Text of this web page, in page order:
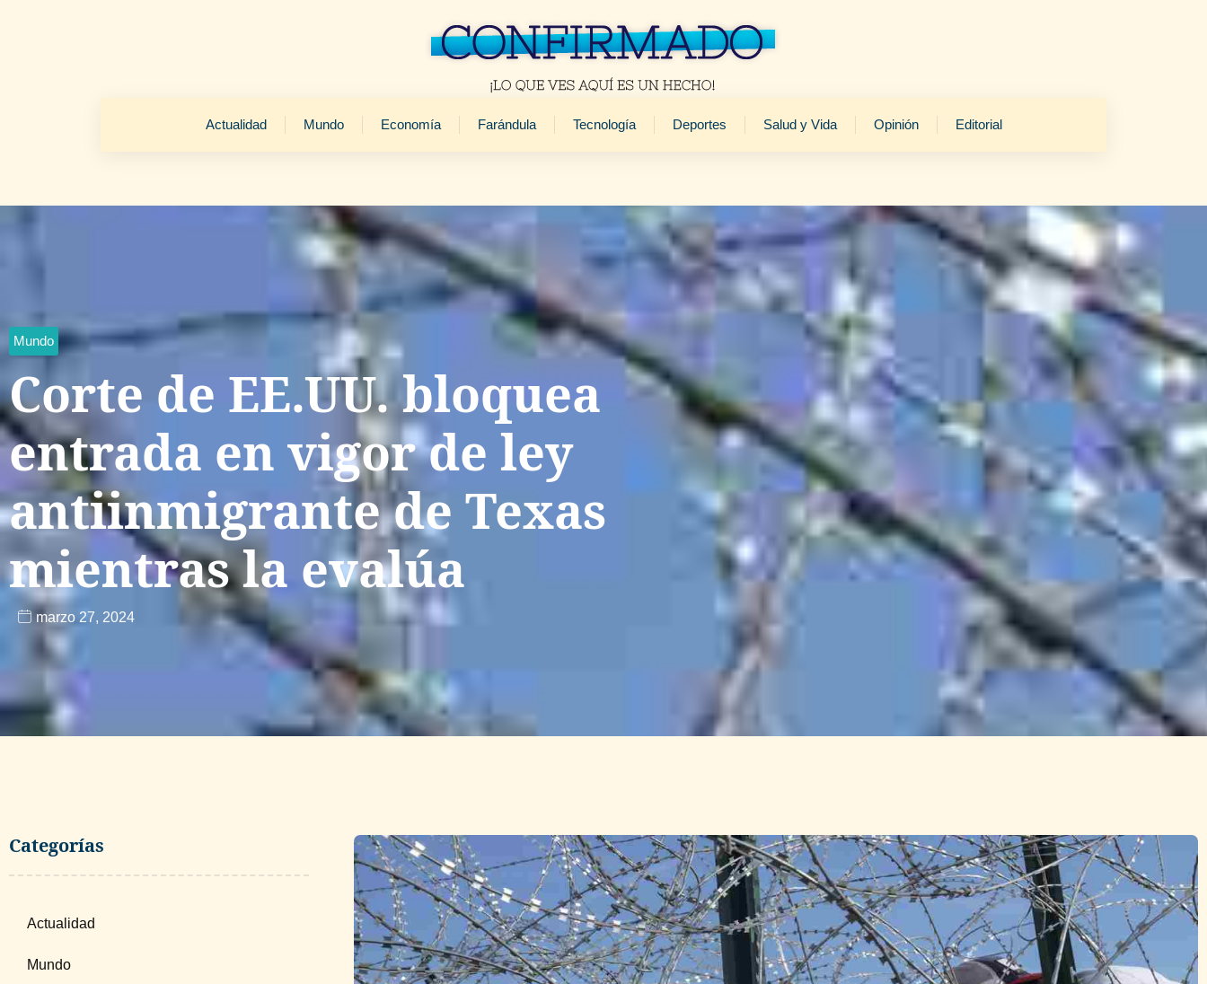
Actualidad Mundo Economía Farándula Tecnología Deportes Salud y Vida Opinión Editorial
Mundo
Corte de EE.UU. bloquea
entrada en vigor de ley
antiinmigrante de Texas
mientras la evalúa
marzo 27, 2024
Categorías
Actualidad
Mundo